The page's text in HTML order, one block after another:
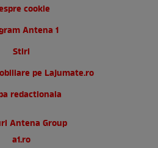
cookie
Antena 1
Stiri
pe Lajumate.ro
redactionala
Antena Group
a1.ro